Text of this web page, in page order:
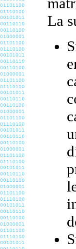
La